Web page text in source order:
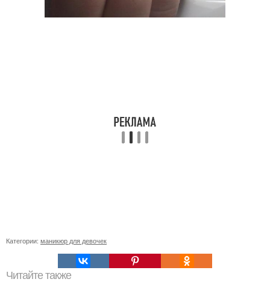
Категории: маникюр для девочек
Читайте также